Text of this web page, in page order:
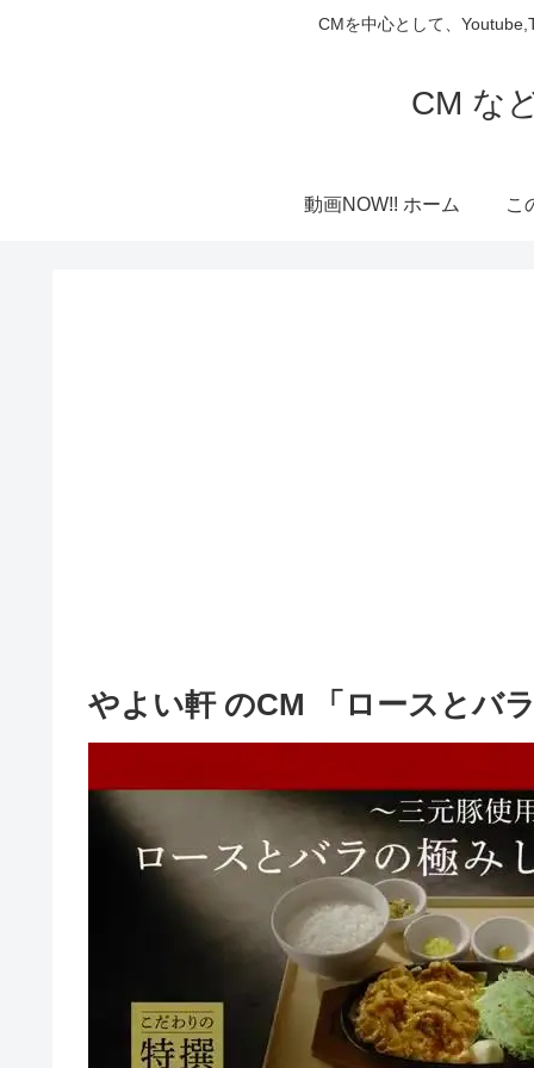
CMを中心として、
CM な
動画NOW!! ホーム こ
やよい軒 のCM 「ロースとバ